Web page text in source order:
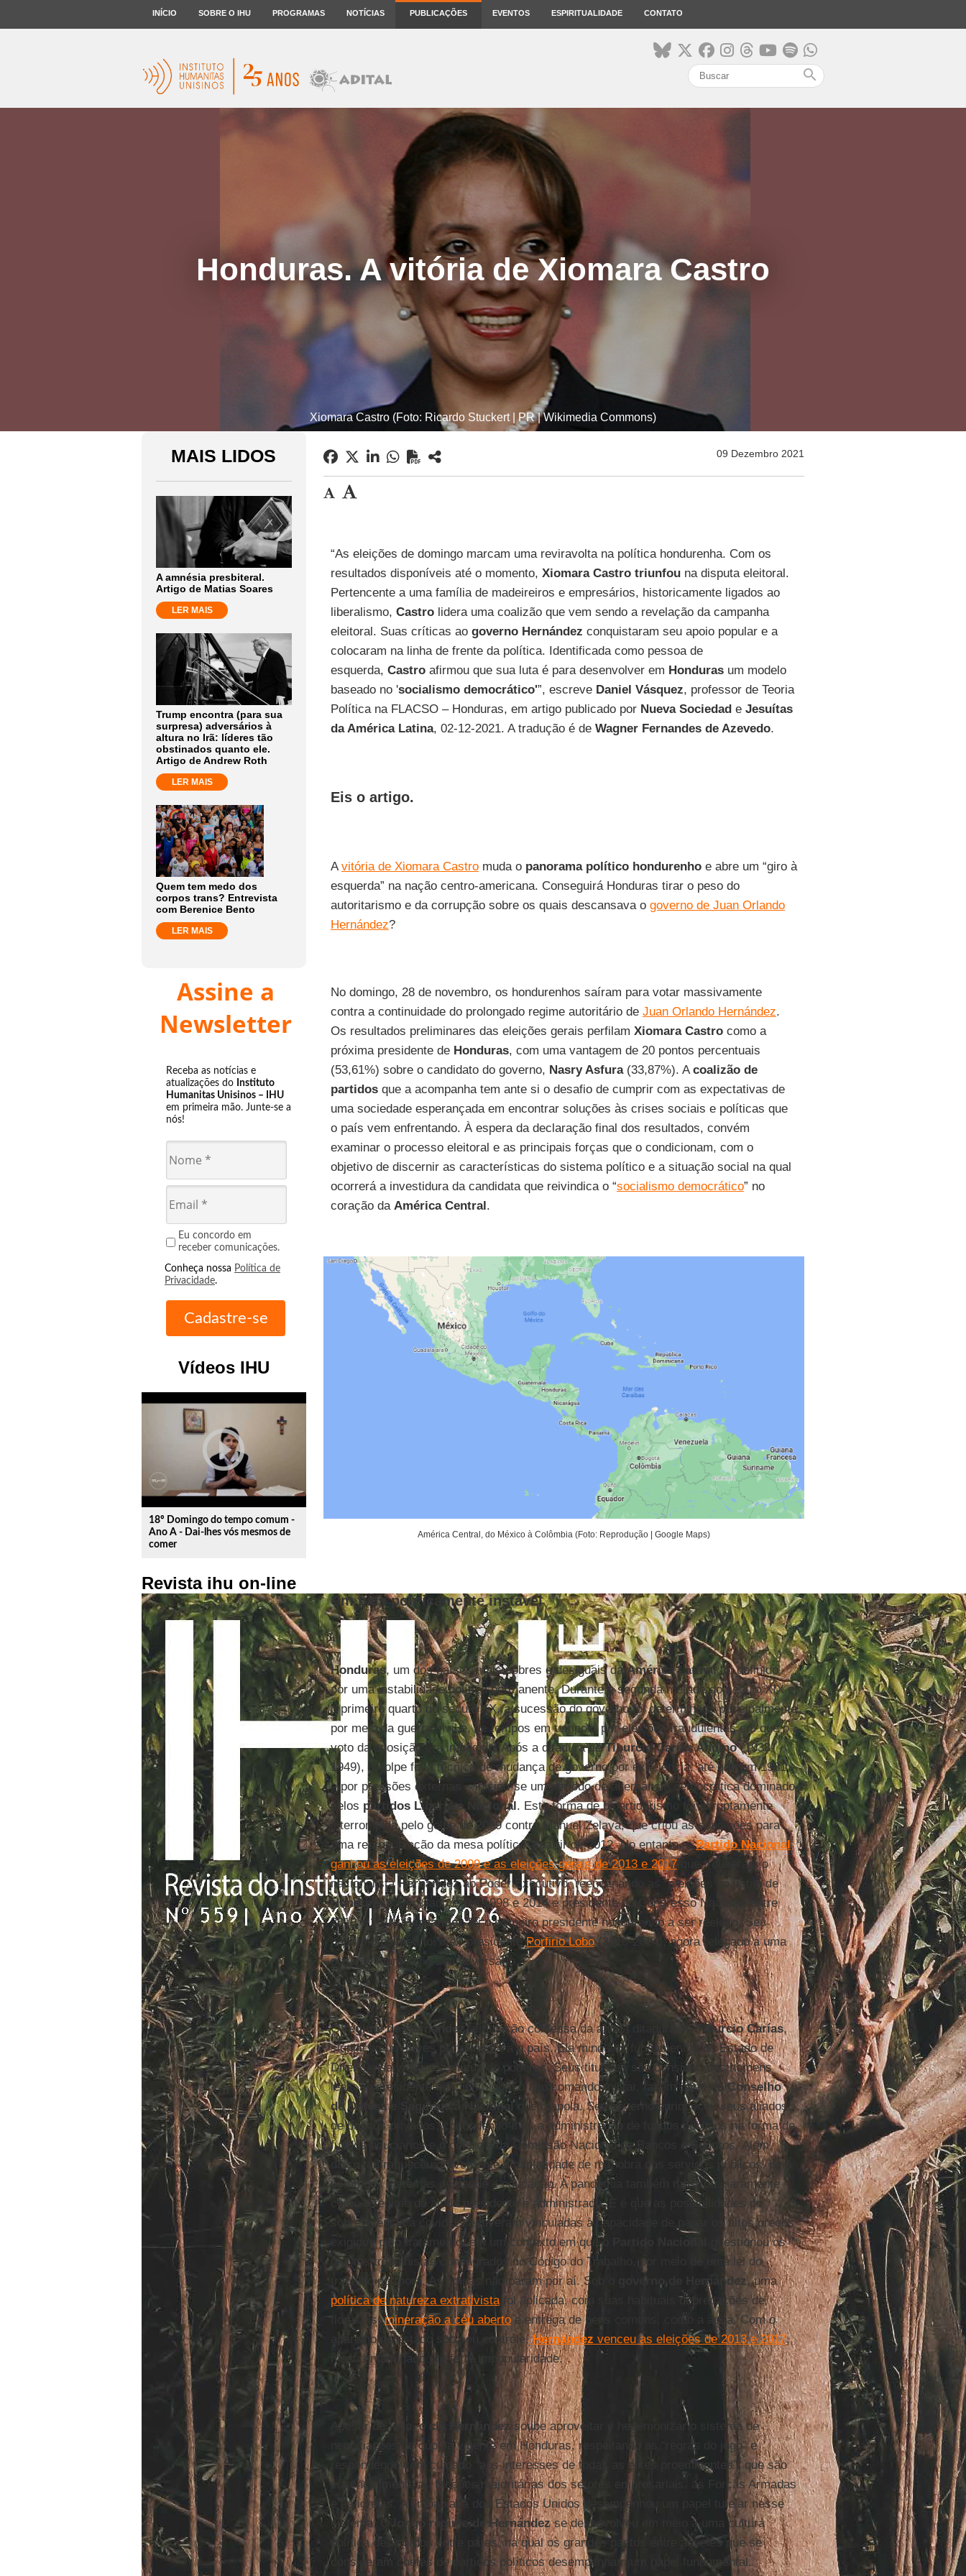
INÍCIO SOBRE O IHU PROGRAMAS NOTÍCIAS PUBLICAÇÕES EVENTOS ESPIRITUALIDADE CONTATO
search
Honduras. A vitória de Xiomara Castro
Xiomara Castro (Foto: Ricardo Stuckert | PR | Wikimedia Commons)
MAIS LIDOS
A amnésia presbiteral.
Artigo de Matias Soares
LER MAIS
Trump encontra (para sua
surpresa) adversários à
altura no Irã: líderes tão
obstinados quanto ele.
Artigo de Andrew Roth
LER MAIS
Quem tem medo dos
corpos trans? Entrevista
com Berenice Bento
LER MAIS
Assine a
Newsletter
Receba as notícias e
atualizações do Instituto
Humanitas Unisinos – IHU
em primeira mão. Junte-se a
nós!
Eu concordo em
receber comunicações.
Conheça nossa Política de
Privacidade.
Vídeos IHU
play_circle_outline
18º Domingo do tempo comum -
Ano A - Dai-lhes vós mesmos de
comer
Revista ihu on-line
09 Dezembro 2021
“As eleições de domingo marcam uma reviravolta na política hondurenha. Com os
resultados disponíveis até o momento, Xiomara Castro triunfouna disputa eleitoral.
Pertencente a uma família de madeireiros e empresários, historicamente ligados ao
liberalismo, Castrolidera uma coalizão que vem sendo a revelação da campanha
eleitoral. Suas críticas ao governo Hernández conquistaram seu apoio popular e a
colocaram na linha de frente da política. Identificada como pessoa de
esquerda, Castroafirmou que sua luta é para desenvolver em Hondurasum modelo
baseado no 'socialismo democrático'”, escreve Daniel Vásquez, professor de Teoria
Política na FLACSO – Honduras, em artigo publicado por Nueva Sociedade Jesuítas
da América Latina, 02-12-2021. A tradução é de Wagner Fernandes de Azevedo.
Eis o artigo.
Avitória de Xiomara Castromuda o panorama político hondurenhoe abre um “giro à
esquerda” na nação centro-americana. Conseguirá Honduras tirar o peso do
autoritarismo e da corrupção sobre os quais descansava o governo de Juan Orlando
Hernández?
No domingo, 28 de novembro, os hondurenhos saíram para votar massivamente
contra a continuidade do prolongado regime autoritário de Juan Orlando Hernández.
Os resultados preliminares das eleições gerais perfilam Xiomara Castrocomo a
próxima presidente de Honduras, com uma vantagem de 20 pontos percentuais
(53,61%) sobre o candidato do governo, Nasry Asfura(33,87%). Acoalizão de
partidosque a acompanha tem ante si o desafio de cumprir com as expectativas de
uma sociedade esperançada em encontrar soluções às crises sociais e políticas que
o país vem enfrentando. À espera da declaração final dos resultados, convém
examinar o processo eleitoral e as principais forças que o condicionam, com o
objetivo de discernir as características do sistema político e a situação social na qual
ocorrerá a investidura da candidata que reivindica o “socialismo democrático” no
coração da América Central.
América Central, do México à Colômbia (Foto: Reprodução | Google Maps)
Um país politicamente instável
Honduras, um dos países mais pobres e desiguais daAmérica Latina, foi definido
por uma instabilidade política permanente. Durante a segunda metade do século XIX e
o primeiro quarto do século XX, a sucessão do governo foi determinada principalmente
por meio da guerra civil e, de tempos em tempos, por eleições fraudulentas em que o
voto da oposição era impedido. Após a ditadura deTiburcio Carías Andino(1933-
1949), o golpe foi a técnica de mudança de governo por excelência, até que em 1981 –
e por pressões externas – iniciou-se um período de alternância democrática dominado
pelos partidos Liberal e Nacional. Esta forma de bipartidarismo foi abruptamente
interrompida pelo golpe de 2009 contra Manuel Zelaya, que criou as condições para
uma reorganização da mesa política a partir de 2012. No entanto, oPartido Nacional
ganhou as eleições de 2009 e as eleições gerais de 2013 e 2017que trouxeram o
nacionalistaHernándezao Poder Executivo, reencenando as “eleições ao estilo de
Honduras”. Deputado entre 1998 e 2014 e presidente do Congresso Nacional entre
2010 e 2014,Hernándezfoi o primeiro presidente hondurenho a ser reeleito. Seu
padrinho político foi o ex-presidentePorfirio Lobo(2010-2014), agora relegado a uma
posição marginal e seu adversário.
Oregime de Hernández, emulação confessa da antiga ditadura deTiburcio Carías,
significou um revés profundo para o país. Ela minou os fundamentos do Estado de
Direito e da vigilância mútua de poderes. Seus titulares são considerados homens
leais ao presidente que, junto com o alto comando militar, fazem parte do Conselho
de Defesa e Segurança Nacionalque o apoia. Seu governo enriqueceu seus aliados
de bancos privados, concedendo-lhes a administração de fundos públicos na forma de
fundos fiduciários e o controle da Comissão Nacional de Bancos e Seguros. Além
disso, enfraqueceu gravemente a capacidade de manobra dos serviços públicos, bem
como dos sistemas de saúde e educação. A pandemia também mostrou claramente
como o regime do ainda presidente é administrado. E é que as possibilidades de
sobrevivência à covid-19 estiveram vinculadas à capacidade de pagar os altos preços
exigidos pelo tratamento, em um contexto em que o
questionou os
direitos trabalhistas consagrados no Código do Trabalho, por meio de uma lei do
trabalho por hora. As coisas não param por aí. Sob o
governo de Hernández, uma
política de natureza extrativistafoi aplicada, com suas habituais depredações de
florestas,mineração a céu abertoe entrega de bens comuns, como a água. Com o
aparelho de estado sob seu controle,Hernández venceu as eleições de 2013 e 2017,
mas contaminado por forte impopularidade.
Apesar de tudo, o clã Hernández soube aproveitar e hegemonizar o sistema de
negociações de cúpula vigente em Honduras, respeitando as “regras do jogo” e
respondendo com cuidado “aos interesses de todas as elites proeminentes”, que são
essencialmente as facções majoritárias dos setores empresariais, as Forças Armadas
e as igrejas. A embaixada dos Estados Unidos desempenhou um papel tutelar nesse
sistema. O
longo regime de Hernándezse desenvolveu em meio a uma cultura
política de acordos entre pares, na qual os grandes pactos entre aqueles que se
consideram chefes de partidos políticos desempenham um papel fundamental.